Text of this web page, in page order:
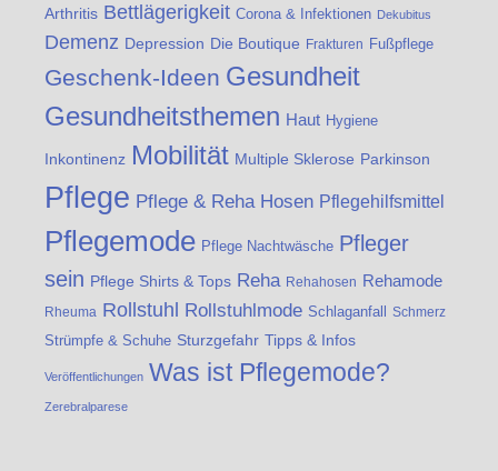
Arthritis Bettlägerigkeit Corona & Infektionen Dekubitus
Demenz Depression Die Boutique Frakturen Fußpflege
Geschenk-Ideen Gesundheit
Gesundheitsthemen Haut Hygiene
Inkontinenz Mobilität Multiple Sklerose Parkinson
Pflege Pflege & Reha Hosen Pflegehilfsmittel
Pflegemode Pflege Nachtwäsche Pfleger
sein Pflege Shirts & Tops Reha Rehahosen Rehamode
Rheuma Rollstuhl Rollstuhlmode Schlaganfall Schmerz
Strümpfe & Schuhe Sturzgefahr Tipps & Infos
Veröffentlichungen Was ist Pflegemode?
Zerebralparese